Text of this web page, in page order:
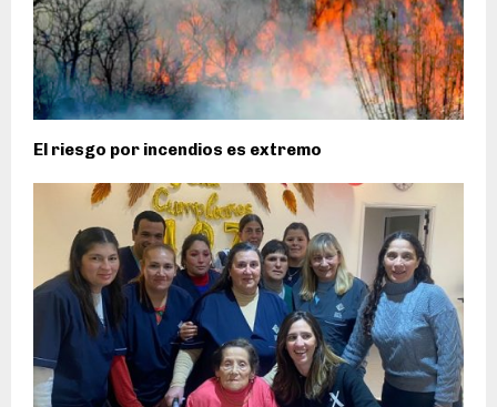
El riesgo por incendios es extremo